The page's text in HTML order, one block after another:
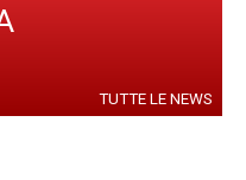
TUTTE LE NEWS